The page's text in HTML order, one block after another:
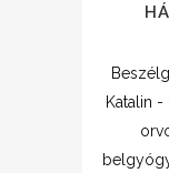
Katalin